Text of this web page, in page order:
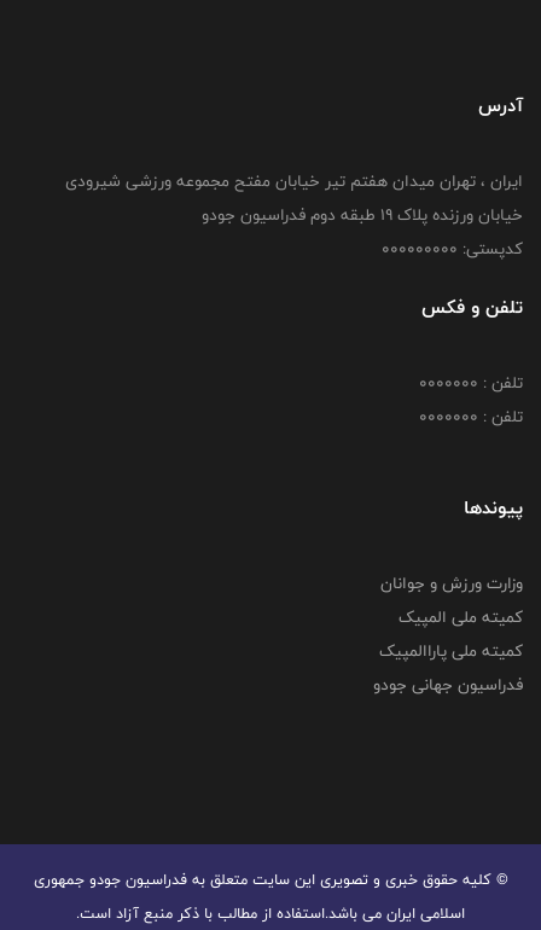
آدرس
ایران ، تهران میدان هفتم تیر خیابان مفتح مجموعه ورزشی شیرودی
خیابان ورزنده پلاک ۱۹ طبقه دوم فدراسیون جودو
کدپستی: 000000000
تلفن و فکس
تلفن : 0000000
تلفن : 0000000
پیوندها
وزارت ورزش و جوانان
کمیته ملی المپیک
کمیته ملی پاراالمپیک
فدراسیون جهانی جودو
© کليه حقوق خبری و تصويری اين سايت متعلق به فدراسیون جودو جمهوری
اسلامی ایران می باشد.استفاده از مطالب با ذكر منبع آزاد است.